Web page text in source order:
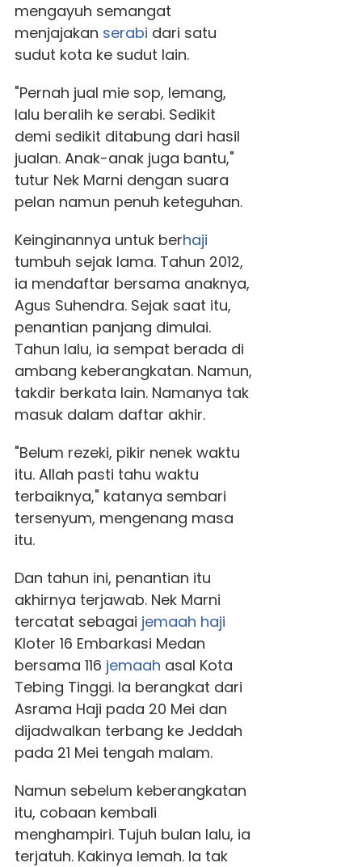
mengayuh semangat
menjajakan serabi dari satu
sudut kota ke sudut lain.
"Pernah jual mie sop, lemang,
lalu beralih ke serabi. Sedikit
demi sedikit ditabung dari hasil
jualan. Anak-anak juga bantu,"
tutur Nek Marni dengan suara
pelan namun penuh keteguhan.
Keinginannya untuk berhaji
tumbuh sejak lama. Tahun 2012,
ia mendaftar bersama anaknya,
Agus Suhendra. Sejak saat itu,
penantian panjang dimulai.
Tahun lalu, ia sempat berada di
ambang keberangkatan. Namun,
takdir berkata lain. Namanya tak
masuk dalam daftar akhir.
"Belum rezeki, pikir nenek waktu
itu. Allah pasti tahu waktu
terbaiknya," katanya sembari
tersenyum, mengenang masa
itu.
Dan tahun ini, penantian itu
akhirnya terjawab. Nek Marni
tercatat sebagai jemaah haji
Kloter 16 Embarkasi Medan
bersama 116 jemaah asal Kota
Tebing Tinggi. Ia berangkat dari
Asrama Haji pada 20 Mei dan
dijadwalkan terbang ke Jeddah
pada 21 Mei tengah malam.
Namun sebelum keberangkatan
itu, cobaan kembali
menghampiri. Tujuh bulan lalu, ia
terjatuh. Kakinya lemah. Ia tak